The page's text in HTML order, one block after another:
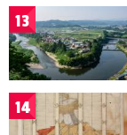
13
14